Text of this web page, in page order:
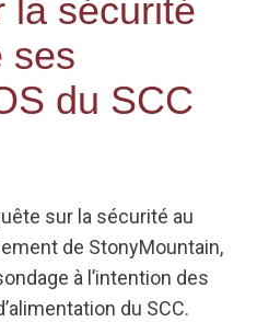
la sécurité
ses
du SCC
sur la sécurité au
de StonyMountain,
à l’intention des
du SCC.